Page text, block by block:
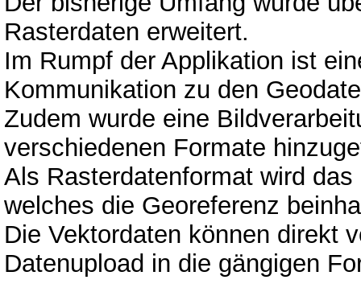
Rasterdaten erweitert.
Im Rumpf der Applikation ist
Kommunikation zu den
Zudem wurde eine
verschiedenen Formate
Als Rasterdatenformat wird
welches die Georeferenz
Die Vektordaten können direkt
Datenupload in die gängigen